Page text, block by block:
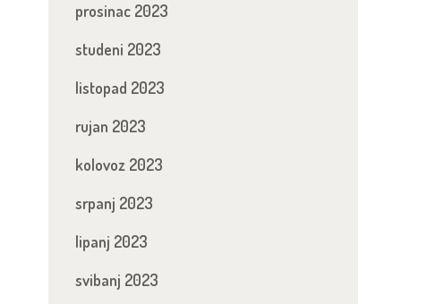
prosinac 2023
studeni 2023
listopad 2023
rujan 2023
kolovoz 2023
srpanj 2023
lipanj 2023
svibanj 2023